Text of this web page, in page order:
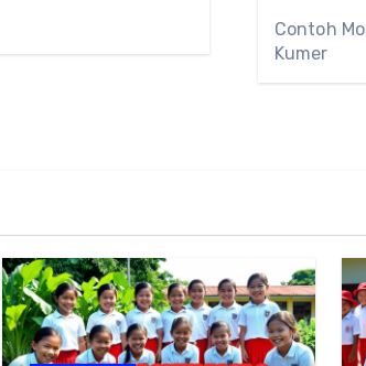
Contoh
Kumer